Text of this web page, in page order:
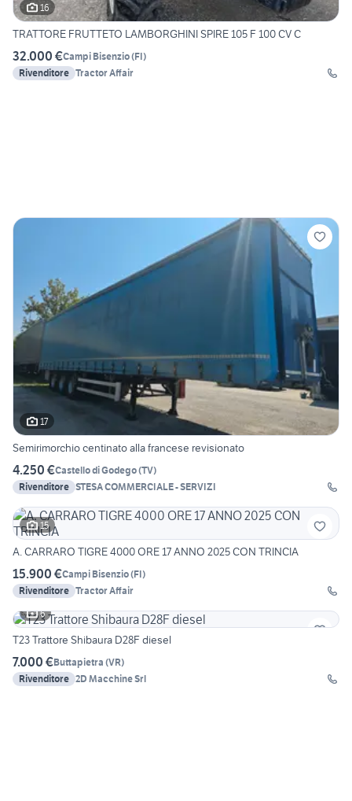
16
TRATTORE FRUTTETO LAMBORGHINI SPIRE 105 F 100 CV C
32.000 €Campi Bisenzio(FI)
Rivenditore Tractor Affair
17
Semirimorchio centinato alla francese revisionato
4.250 €Castello di Godego(TV)
Rivenditore STESA COMMERCIALE - SERVIZI
15
A. CARRARO TIGRE 4000 ORE 17 ANNO 2025 CON TRINCIA
15.900 €Campi Bisenzio(FI)
Rivenditore Tractor Affair
6
T23 Trattore Shibaura D28F diesel
7.000 €Buttapietra (VR)
Rivenditore 2D Macchine Srl